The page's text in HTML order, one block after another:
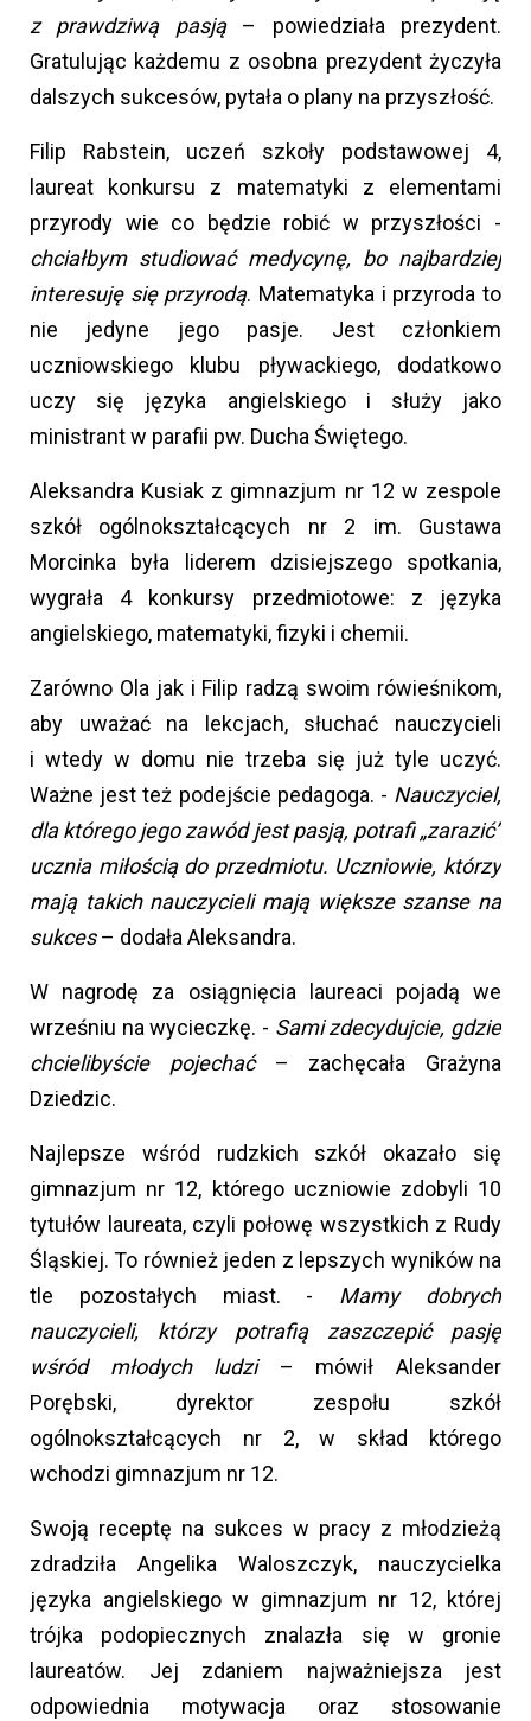
z prawdziwą pasją– powiedziała prezydent.
Gratulując każdemu z osobna prezydent życzyła
dalszych sukcesów, pytała o plany na przyszłość.
Filip Rabstein, uczeń szkoły podstawowej 4,
laureat konkursu z matematyki z elementami
przyrody wie co będzie robić w przyszłości -
chciałbym studiować medycynę, bo najbardziej
interesuję się przyrodą. Matematyka i przyroda to
nie jedyne jego pasje. Jest członkiem
uczniowskiego klubu pływackiego, dodatkowo
uczy się języka angielskiego i służy jako
ministrant w parafii pw. Ducha Świętego.
Aleksandra Kusiak z gimnazjum nr 12 w zespole
szkół ogólnokształcących nr 2 im. Gustawa
Morcinka była liderem dzisiejszego spotkania,
wygrała 4 konkursy przedmiotowe: z języka
angielskiego, matematyki, fizyki i chemii.
Zarówno Ola jak i Filip radzą swoim rówieśnikom,
aby uważać na lekcjach, słuchać nauczycieli
i wtedy w domu nie trzeba się już tyle uczyć.
Ważne jest też podejście pedagoga. - Nauczyciel,
dla którego jego zawód jest pasją, potrafi „zarazić”
ucznia miłością do przedmiotu. Uczniowie, którzy
mają takich nauczycieli mają większe szanse na
sukces– dodała Aleksandra.
W nagrodę za osiągnięcia laureaci pojadą we
wrześniu na wycieczkę. - Sami zdecydujcie, gdzie
chcielibyście pojechać– zachęcała Grażyna
Dziedzic.
Najlepsze wśród rudzkich szkół okazało się
gimnazjum nr 12, którego uczniowie zdobyli 10
tytułów laureata, czyli połowę wszystkich z Rudy
Śląskiej. To również jeden z lepszych wyników na
tle pozostałych miast. - Mamy dobrych
nauczycieli, którzy potrafią zaszczepić pasję
wśród młodych ludzi– mówił Aleksander
Porębski, dyrektor zespołu szkół
ogólnokształcących nr 2, w skład którego
wchodzi gimnazjum nr 12.
Swoją receptę na sukces w pracy z młodzieżą
zdradziła Angelika Waloszczyk, nauczycielka
języka angielskiego w gimnazjum nr 12, której
trójka podopiecznych znalazła się w gronie
laureatów. Jej zdaniem najważniejsza jest
odpowiednia motywacja oraz stosowanie